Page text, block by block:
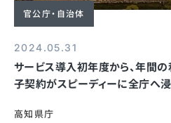
官公庁・自治体
2024.05.31
サービス導入初年度から、年間
子契約がスピーディーに全庁へ
高知県庁